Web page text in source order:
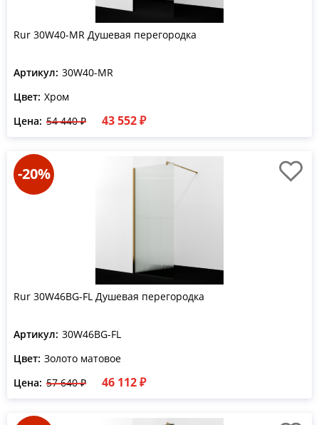
Rur 30W40-MR Душевая перегородка
Артикул: 30W40-MR
Цвет: Хром
Цена: 54 440 ₽ 43 552 ₽
-20%
Rur 30W46BG-FL Душевая перегородка
Артикул: 30W46BG-FL
Цвет: Золото матовое
Цена: 57 640 ₽ 46 112 ₽